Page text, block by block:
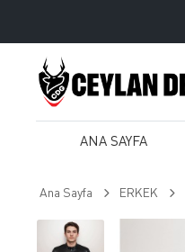
ANA SAYFA
Ana Sayfa ERKEK